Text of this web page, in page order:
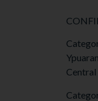
Central